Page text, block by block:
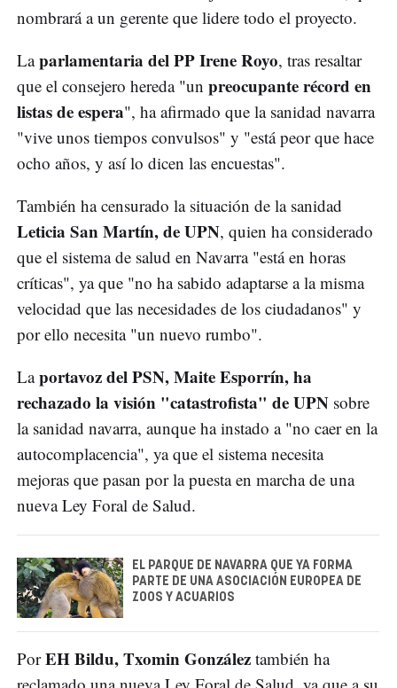
nombrará a un gerente que lidere todo el proyecto.
Laparlamentaria del PP Irene Royo, tras resaltar
que el consejero hereda "un preocupante récord en
listas de espera", ha afirmado que la sanidad navarra
"vive unos tiempos convulsos" y "está peor que hace
ocho años, y así lo dicen las encuestas".
También ha censurado la situación de la sanidad
Leticia San Martín, de UPN, quien ha considerado
que el sistema de salud en Navarra "está en horas
críticas", ya que "no ha sabido adaptarse a la misma
velocidad que las necesidades de los ciudadanos" y
por ello necesita "un nuevo rumbo".
Laportavoz del PSN, Maite Esporrín, ha
rechazado la visión "catastrofista" de UPN sobre
la sanidad navarra, aunque ha instado a "no caer en la
autocomplacencia", ya que el sistema necesita
mejoras que pasan por la puesta en marcha de una
nueva Ley Foral de Salud.
EL PARQUE DE NAVARRA QUE YA FORMA
PARTE DE UNA ASOCIACIÓN EUROPEA DE
ZOOS Y ACUARIOS
PorEH Bildu, Txomin González también ha